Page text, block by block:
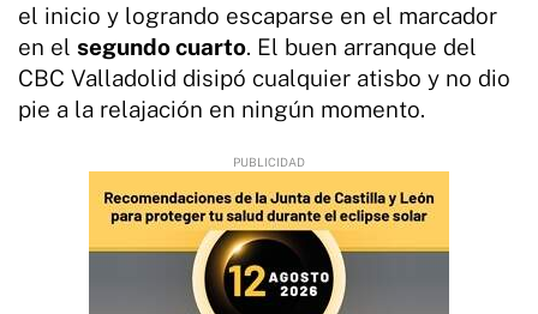
el inicio y logrando escaparse en el marcador
en el segundo cuarto. El buen arranque del
CBC Valladolid disipó cualquier atisbo y no dio
pie a la relajación en ningún momento.